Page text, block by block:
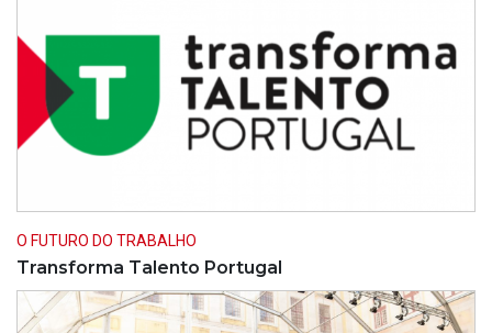
O FUTURO DO TRABALHO
Transforma Talento Portugal